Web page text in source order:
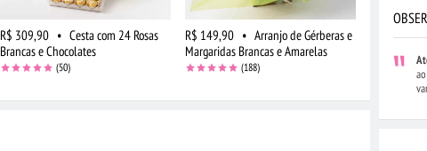
R$ 309,90 • Cesta com 24 Rosas
Brancas e Chocolates
(50)
R$ 149,90 • Arranjo de Gérberas e
Margaridas Brancas e Amarelas
(188)
R$ 194,90
e Astromélias